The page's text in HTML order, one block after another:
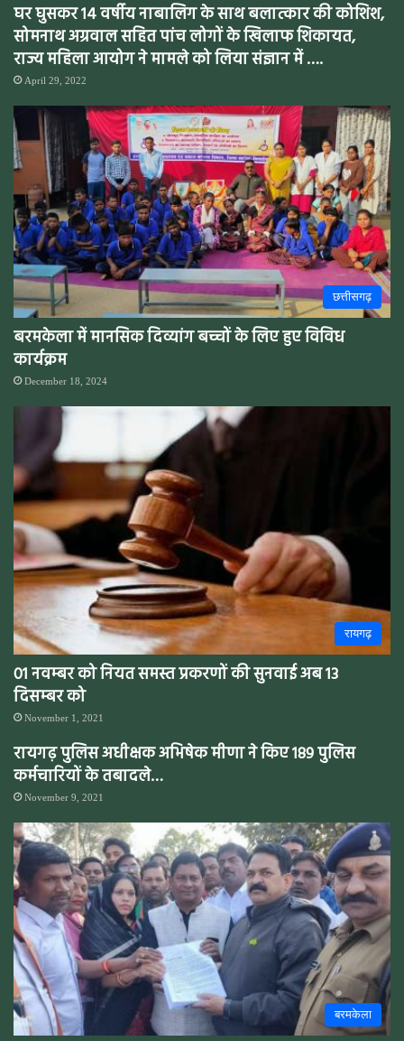
घर घुसकर 14 वर्षीय नाबालिग के साथ बलात्कार की कोशिश,
सोमनाथ अग्रवाल सहित पांच लोगों के खिलाफ शिकायत,
राज्य महिला आयोग ने मामले को लिया संज्ञान में ….
April 29, 2022
छत्तीसगढ़
बरमकेला में मानसिक दिव्यांग बच्चों के लिए हुए विविध
कार्यक्रम
December 18, 2024
रायगढ़
01 नवम्बर को नियत समस्त प्रकरणों की सुनवाई अब 13
दिसम्बर को
November 1, 2021
रायगढ़ पुलिस अधीक्षक अभिषेक मीणा ने किए 189 पुलिस
कर्मचारियों के तबादले…
November 9, 2021
बरमकेला